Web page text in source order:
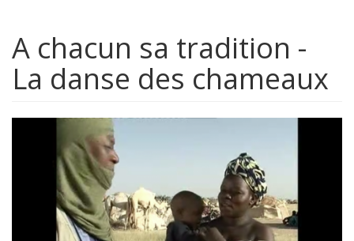
A chacun sa tradition -
La danse des chameaux